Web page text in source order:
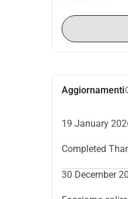
Vi ringraziamo
Aggiornamenti
19 January
Completed
30 December